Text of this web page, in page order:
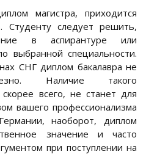
магистра, приходится
Студенту следует решить,
в аспирантуре или
выбранной специальности.
СНГ диплом бакалавра не
Наличие такого
всего, не станет для
вашего профессионализма
наоборот, диплом
значение и часто
при поступлении на